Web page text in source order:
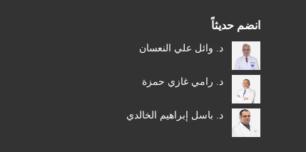
انضم حديثاً
د. وائل علي النعسان
د. رامي غازي حمزة
د. باسل إبراهيم الخالدي